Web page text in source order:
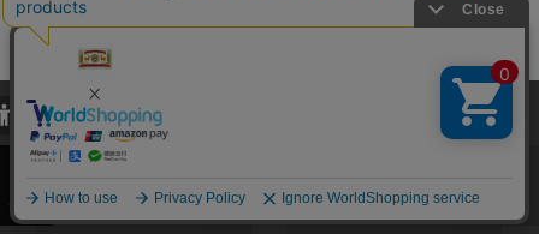
あとで買う
カートに入れる
あとで買う
当サイトでは、当サイト内における閲覧履歴・属性情報などの取得およ
び利便性向上のためにクッキー（Cookie）を使用いたします。詳細に
関しては「プライバシーポリシー
承諾する